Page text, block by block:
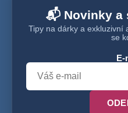
📬 Novinky a
Tipy na dárky a exkluzivní
se
E-